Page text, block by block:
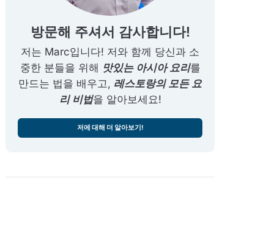
방문해 주셔서 감사합니다!
저는 Marc입니다! 저와 함께 당신과 소
중한 분들을 위해 맛있는 아시아 요리를
만드는 법을 배우고, 레스토랑의 모든 요
리 비법을 알아보세요!
저에 대해 더 알아보기!